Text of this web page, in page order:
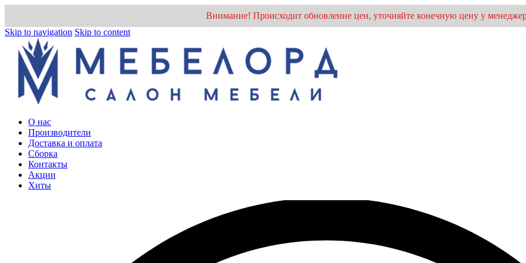
Внимание! Происходит обновление цен, уточняйте конечную цену у
Skip to navigation Skip to content
О нас
Производители
Доставка и оплата
Cборка
Контакты
Акции
Хиты